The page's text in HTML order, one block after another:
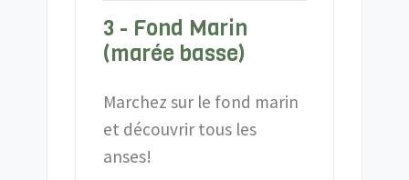
3 - Fond Marin
(marée basse)
Marchez sur le fond marin
et découvrir tous les
anses!